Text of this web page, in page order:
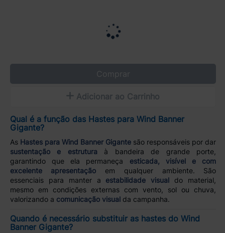
Comprar
Adicionar ao Carrinho
Qual é a função das Hastes para Wind Banner
Gigante?
As Hastes para Wind Banner Gigante são responsáveis por dar
sustentação e estrutura à bandeira de grande porte,
garantindo que ela permaneça esticada, visível e com
excelente apresentação em qualquer ambiente. São
essenciais para manter a estabilidade visual do material,
mesmo em condições externas com vento, sol ou chuva,
valorizando a comunicação visualda campanha.
Quando é necessário substituir as hastes do Wind
Banner Gigante?